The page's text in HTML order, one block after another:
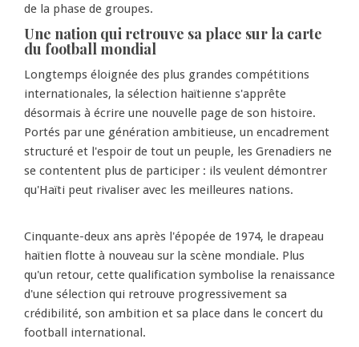
de la phase de groupes.
Une nation qui retrouve sa place sur la carte
du football mondial
Longtemps éloignée des plus grandes compétitions
internationales, la sélection haïtienne s'apprête
désormais à écrire une nouvelle page de son histoire.
Portés par une génération ambitieuse, un encadrement
structuré et l'espoir de tout un peuple, les Grenadiers ne
se contentent plus de participer : ils veulent démontrer
qu'Haïti peut rivaliser avec les meilleures nations.
Cinquante-deux ans après l'épopée de 1974, le drapeau
haïtien flotte à nouveau sur la scène mondiale. Plus
qu'un retour, cette qualification symbolise la renaissance
d'une sélection qui retrouve progressivement sa
crédibilité, son ambition et sa place dans le concert du
football international.